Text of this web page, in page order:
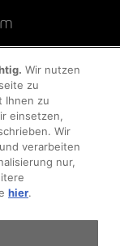
EKAS
Wir nutzen
zu
Ihnen zu
einsetzen,
Wir
verarbeiten
nur,
hier.